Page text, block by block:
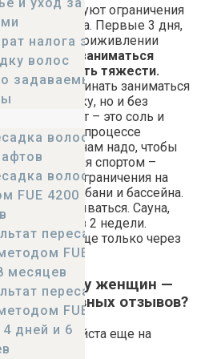
существуют ограничения
видом спорта. Первые 3 дня,
процесс приживлении
нельзя заниматься
поднимать тяжести.
можно начинать заниматься
нагрузку, но и без
Т.к. пот – это соль и
в процессе
а нам надо, чтобы
занятия спортом –
Так же есть ограничения на
сауны, бани и бассейна.
даже умываться. Сауна,
только через 2 недели.
вообще только через
волос у женщин —
негативных отзывов?
пожалуйста еще на
.
налога за
волос
задаваемые
волос
волос
FUE 4200
пересадки
FUE
месяцев
пересадки
FUE
дней и 6